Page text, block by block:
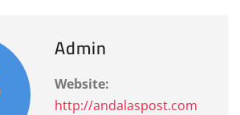
Admin
Website:
http://andalaspost.com